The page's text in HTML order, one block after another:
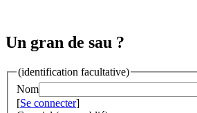
Un gran de sau ?
(identification facultative)
Nom
[Se connecter]